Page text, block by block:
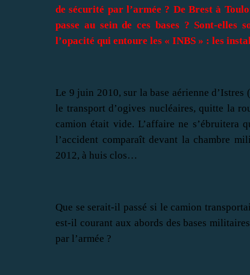
de sécurité par l’armée ? De Brest à
passe au sein de ces bases ? Sont-elles
l’opacité qui entoure les « INBS » : les
Le 9 juin 2010, sur la base aérienne
le transport d’ogives nucléaires, quitte la
camion était vide. L’affaire ne s’ébruitera
l’accident comparaît devant la chambre
2012, à huis clos…
Que se serait-il passé si le camion
est-il courant aux abords des bases
par l’armée ?